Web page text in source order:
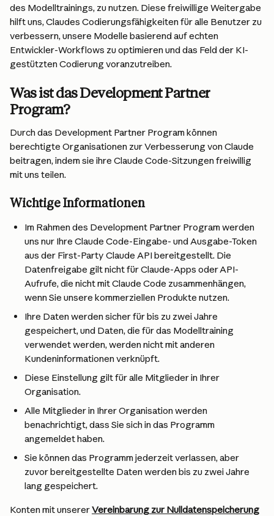
des Modelltrainings, zu nutzen. Diese freiwillige Weitergabe
hilft uns, Claudes Codierungsfähigkeiten für alle Benutzer zu
verbessern, unsere Modelle basierend auf echten
Entwickler-Workflows zu optimieren und das Feld der KI-
gestützten Codierung voranzutreiben.
Was ist das Development Partner
Program?
Durch das Development Partner Program können
berechtigte Organisationen zur Verbesserung von Claude
beitragen, indem sie ihre Claude Code-Sitzungen freiwillig
mit uns teilen.
Wichtige Informationen
Im Rahmen des Development Partner Program werden
uns nur Ihre Claude Code-Eingabe- und Ausgabe-Token
aus der First-Party Claude API bereitgestellt. Die
Datenfreigabe gilt nicht für Claude-Apps oder API-
Aufrufe, die nicht mit Claude Code zusammenhängen,
wenn Sie unsere kommerziellen Produkte nutzen.
Ihre Daten werden sicher für bis zu zwei Jahre
gespeichert, und Daten, die für das Modelltraining
verwendet werden, werden nicht mit anderen
Kundeninformationen verknüpft.
Diese Einstellung gilt für alle Mitglieder in Ihrer
Organisation.
Alle Mitglieder in Ihrer Organisation werden
benachrichtigt, dass Sie sich in das Programm
angemeldet haben.
Sie können das Programm jederzeit verlassen, aber
zuvor bereitgestellte Daten werden bis zu zwei Jahre
lang gespeichert.
Konten mit unserer Vereinbarung zur Nulldatenspeicherung